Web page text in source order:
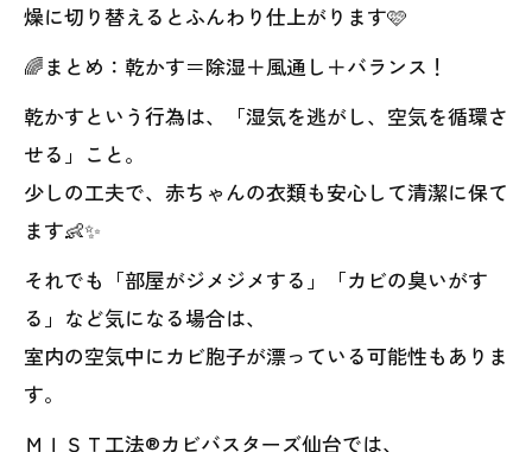
燥に切り替えるとふんわり仕上がります🩷
🌈まとめ：乾かす＝除湿＋風通し＋バランス！
乾かすという行為は、「湿気を逃がし、空気を循環さ
せる」こと。
少しの工夫で、赤ちゃんの衣類も安心して清潔に保て
ます👶✨
それでも「部屋がジメジメする」「カビの臭いがす
る」など気になる場合は、
室内の空気中にカビ胞子が漂っている可能性もありま
す。
ＭＩＳＴ工法®カビバスターズ仙台では、